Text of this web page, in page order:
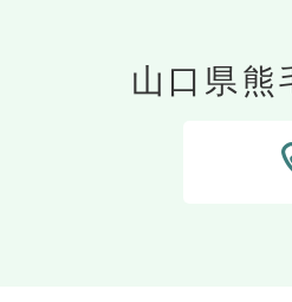
山口県